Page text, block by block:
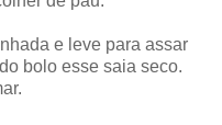
e leve para assar
bolo esse saia seco.